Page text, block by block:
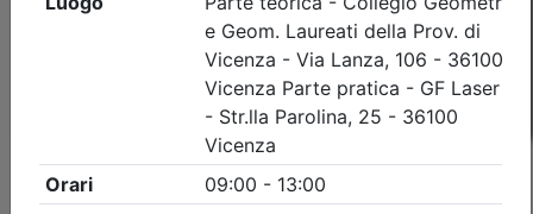
Vicenza
- Eventi in programma dal6/8/2026
iCal Feed RSS
Dettagli evento